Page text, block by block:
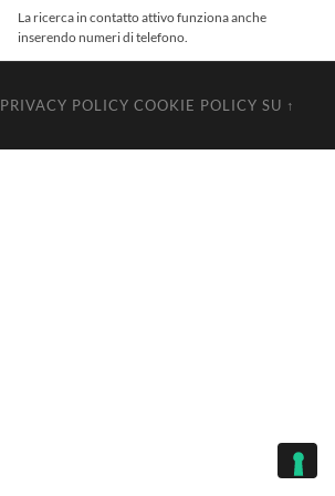
La ricerca in contatto attivo funziona anche
inserendo numeri di telefono.
PRIVACY POLICY COOKIE POLICY SU ↑